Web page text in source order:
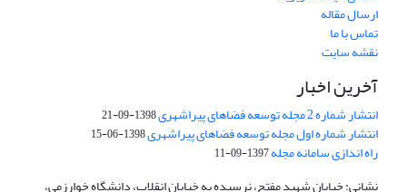
ارسال مقاله
تماس با ما
نقشه سایت
آخرین اخبار
انتشار شماره 2 مجله توسعه فضاهای پیراشهری 1398-09-21
انتشار شماره اول مجله توسعه فضاهای پیراشهری1398-06-15
راه اندازی سامانه مجله1397-09-11
نشانی: خیابان شهید مفتح، نرسیده به خیابان انقلاب، دانشگاه خوارزمی،